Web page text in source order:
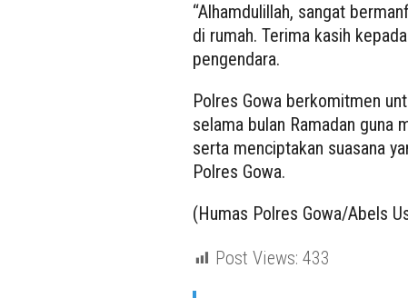
“Alhamdulillah, sangat
di rumah. Terima kasih
pengendara.
Polres Gowa berkomitmen
selama bulan Ramadan guna
serta menciptakan suasana
Polres Gowa.
(Humas Polres Gowa/Abels
Post Views: 433